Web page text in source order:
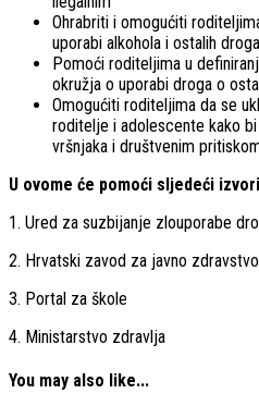
Ohrabriti i omogućiti
uporabi alkohola i ostalih droga
Pomoći roditeljima u
okružja o uporabi droga o
Omogućiti roditeljima da se
roditelje i adolescente kako
vršnjaka i društvenim
U ovome će pomoći sljedeći
1. Ured za suzbijanje zlouporabe
2. Hrvatski zavod za javno zdravstvo
3. Portal za škole
4. Ministarstvo zdravlja
You may also like...